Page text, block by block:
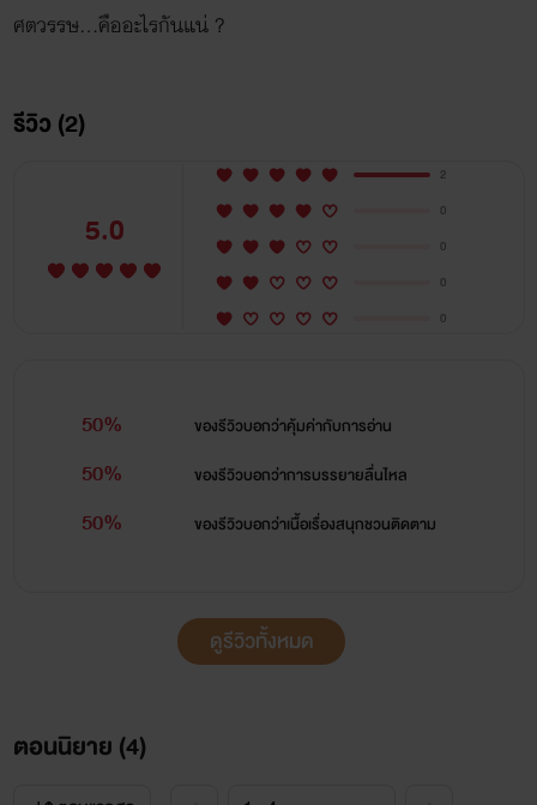
รีวิว (2)
5.0
2
0
0
0
0
50% ของรีวิวบอกว่าคุ้มค่ากับการอ่าน
50% ของรีวิวบอกว่าการบรรยายลื่นไหล
50% ของรีวิวบอกว่าเนื้อเรื่องสนุกชวนติดตาม
ดูรีวิวทั้งหมด
ตอนนิยาย (4)